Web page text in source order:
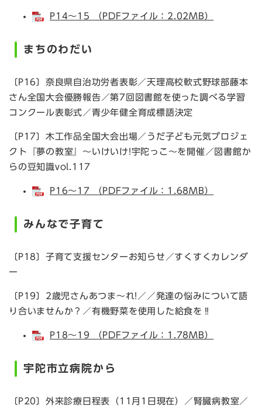
P14～15 （PDFファイル：2.02MB）
まちのわだい
〔P16〕奈良県自治功労者表彰／天理高校軟式野球部藤本
さん全国大会優勝報告／第7回図書館を使った調べる学習
コンクール表彰式／青少年健全育成標語決定
〔P17〕木工作品全国大会出場／うだ子ども元気プロジェ
クト『夢の教室』～いけいけ!宇陀っこ～を開催／図書館か
らの豆知識vol.117
P16～17 （PDFファイル：1.68MB）
みんなで子育て
〔P18〕子育て支援センターお知らせ／すくすくカレンダ
ー
〔P19〕2歳児さんあつま～れ!／／発達の悩みについて語
り合いませんか？／有機野菜を使用した給食を‼
P18～19 （PDFファイル：1.78MB）
宇陀市立病院から
〔P20〕外来診療日程表（11月1日現在）／腎臓病教室／